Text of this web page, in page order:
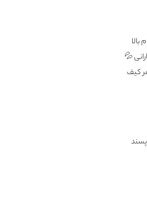
بالا
💦
کیف